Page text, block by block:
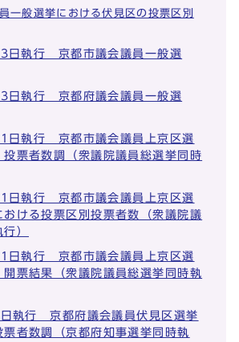
一般選挙における伏見区の投票区別
日執行 京都市議会議員一般選
日執行 京都府議会議員一般選
日執行 京都市議会議員上京区選
票者数調（衆議院議員総選挙同時
日執行 京都市議会議員上京区選
おける投票区別投票者数（衆議院議
）
日執行 京都市議会議員上京区選
票結果（衆議院議員総選挙同時執
執行 京都府議会議員伏見区選挙
者数調（京都府知事選挙同時執